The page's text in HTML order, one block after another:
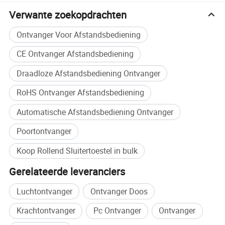
CE-TM58XX-EMC
Verwante zoekopdrachten
Ontvanger Voor Afstandsbediening
CE Ontvanger Afstandsbediening
Draadloze Afstandsbediening Ontvanger
RoHS Ontvanger Afstandsbediening
Automatische Afstandsbediening Ontvanger
Poortontvanger
Koop Rollend Sluitertoestel in bulk
Gerelateerde leveranciers
Luchtontvanger
Ontvanger Doos
Krachtontvanger
Pc Ontvanger
Ontvanger